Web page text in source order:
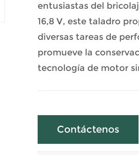
entusiastas del
16,8 V, este taladro
diversas tareas de
promueve la
tecnología de motor
Contáctenos